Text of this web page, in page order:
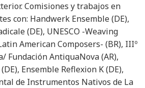
Comisiones y trabajos en
con: Handwerk Ensemble (DE),
(DE), UNESCO -Weaving
American Composers- (BR), IIIº
Fundación AntiquaNova (AR),
Ensemble Reflexion K (DE),
de Instrumentos Nativos de La